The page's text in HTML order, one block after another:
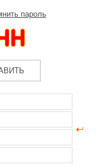
пароль